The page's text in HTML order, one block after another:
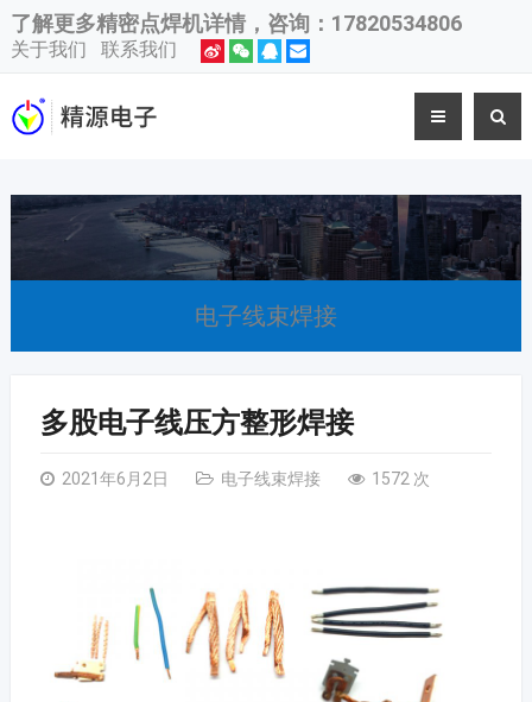
了解更多精密点焊机详情，咨询：17820534806
关于我们 联系我们
电子线束焊接
多股电子线压方整形焊接
2021年6月2日 电子线束焊接 1572 次